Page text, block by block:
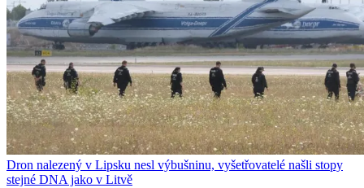
Dron nalezený v Lipsku nesl výbušninu, vyšetřovatelé našli stopy
stejné DNA jako v Litvě